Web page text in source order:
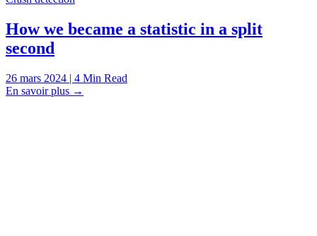
How we became a statistic in a split
second
26 mars 2024 | 4 Min Read
En savoir plus →